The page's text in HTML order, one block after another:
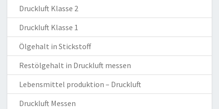
Druckluft Klasse 2
Druckluft Klasse 1
Ölgehalt in Stickstoff
Restölgehalt in Druckluft messen
Lebensmittel produktion – Druckluft
Druckluft Messen